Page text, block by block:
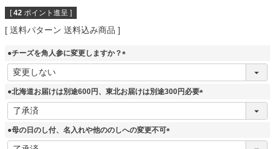
[ 42 ポイント進呈 ]
送料パターン 送料込み商品
●チーズを角人参に変更しますか？
(
須
●北海道お届けは別途600円、東北お届けは別途300円必要
(
●母の日のし付、名入れや他ののしへの変更不可
(